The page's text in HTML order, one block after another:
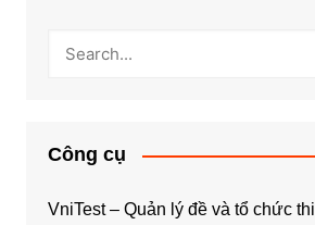
Công cụ
VniTest – Quản lý đề và tổ chức thi